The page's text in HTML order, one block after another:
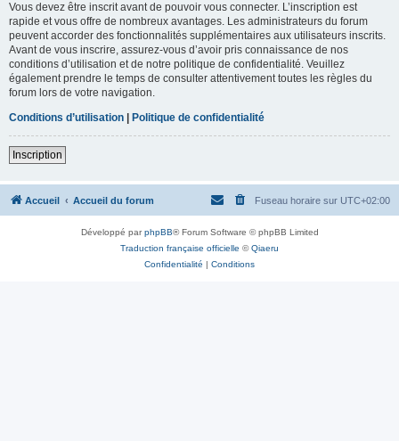
Vous devez être inscrit avant de pouvoir vous connecter. L’inscription est
rapide et vous offre de nombreux avantages. Les administrateurs du forum
peuvent accorder des fonctionnalités supplémentaires aux utilisateurs inscrits.
Avant de vous inscrire, assurez-vous d’avoir pris connaissance de nos
conditions d’utilisation et de notre politique de confidentialité. Veuillez
également prendre le temps de consulter attentivement toutes les règles du
forum lors de votre navigation.
Conditions d’utilisation | Politique de confidentialité
Inscription
Accueil Accueil du forum Fuseau horaire sur UTC+02:00
Développé parphpBB® Forum Software © phpBB Limited
Traduction française officielle ©Qiaeru
Confidentialité | Conditions